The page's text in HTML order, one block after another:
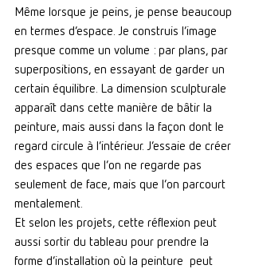
Même lorsque je peins, je pense beaucoup
en termes d’espace. Je construis l’image
presque comme un volume : par plans, par
superpositions, en essayant de garder un
certain équilibre. La dimension sculpturale
apparaît dans cette manière de bâtir la
peinture, mais aussi dans la façon dont le
regard circule à l’intérieur. J’essaie de créer
des espaces que l’on ne regarde pas
seulement de face, mais que l’on parcourt
mentalement.
Et selon les projets, cette réflexion peut
aussi sortir du tableau pour prendre la
forme d’installation où la peinture  peut